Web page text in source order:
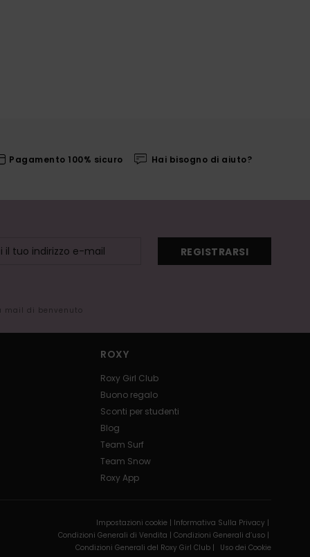
Pagamento 100% sicuro Hai bisogno di aiuto?
REGISTRARSI
mail di benvenuto
ROXY
Roxy Girl Club
Buono regalo
Sconti per studenti
Blog
Team Surf
Team Snow
Roxy App
Impostazioni cookie | Informativa Sulla Privacy |
Condizioni Generali di Vendita | Condizioni Generali d’uso |
Condizioni Generali del Roxy Girl Club |
Uso dei Cookie